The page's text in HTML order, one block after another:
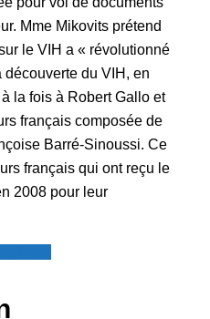
Mme Mikovits prétend
le VIH a « révolutionné
découverte du VIH, en
la fois à Robert Gallo et
français composée de
Barré-Sinoussi. Ce
français qui ont reçu le
2008 pour leur